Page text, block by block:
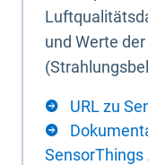
und Werte
URL zu
SensorThings